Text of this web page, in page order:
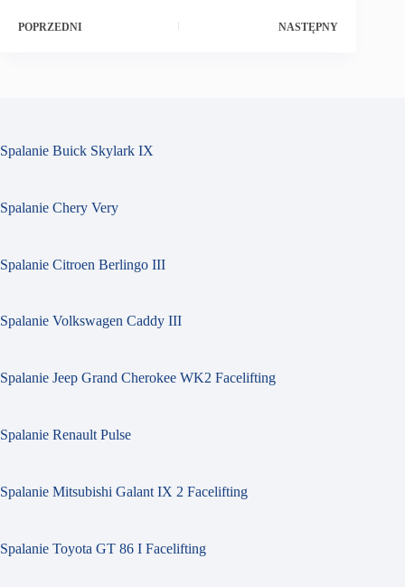
POPRZEDNI NASTĘPNY
Spalanie Buick Skylark IX
Spalanie Chery Very
Spalanie Citroen Berlingo III
Spalanie Volkswagen Caddy III
Spalanie Jeep Grand Cherokee WK2 Facelifting
Spalanie Renault Pulse
Spalanie Mitsubishi Galant IX 2 Facelifting
Spalanie Toyota GT 86 I Facelifting